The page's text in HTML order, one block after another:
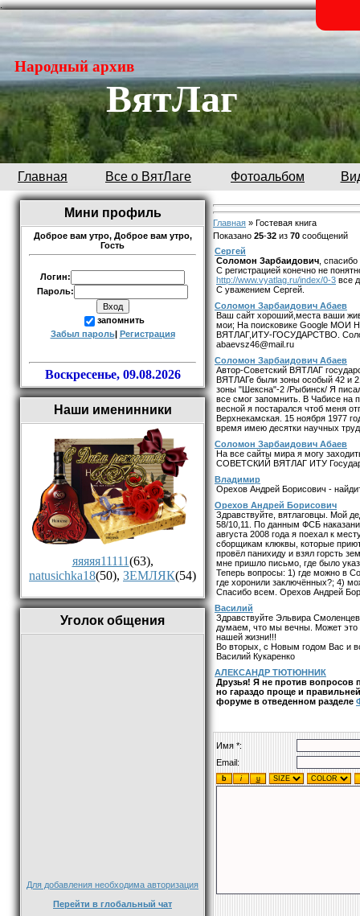
.
Народный архив
ВятЛаг
Главная Все о ВятЛаге Фотоальбом
Мини профиль
Доброе вам утро, Доброе вам утро,
Гость
Логин:
Пароль:
запомнить
Забыл пароль| Регистрация
Воскресенье, 09.08.2026
Наши именинники
яяяяя11111(63),
natusichka18(50), ЗЕМЛЯК(54)
Уголок общения
Для добавления необходима авторизация
Перейти в глобальный чат
Главная » Гостевая книга
Показано 25-32 из 70 сообщений
Сергей
Соломон Зарбаидович ,
С регистрацией конечно не
http://www.vyatlag.ru/index/0-3 все
С уважением Сергей.
Соломон Зарбаидович Абаев
Ваш сайт хороший,места ваши
мои; На поисковике Google МОИ
ВЯТЛАГ,ИТУ-ГОСУДАРСТВО.
abaevsz46@mail.ru
Соломон Зарбаидович Абаев
Автор-Советский ВЯТЛАГ
ВЯТЛАГе были зоны особый 42 и
зоны "Шексна"-2 /Рыбинск/ Я
все смог запомнить. В Чабисе на
весной я постарался чтоб меня
Верхнекамская. 15 ноября 1977
время имею десятки научных
Соломон Зарбаидович Абаев
На все сайты мира я могу
СОВЕТСКИЙ ВЯТЛАГ ИТУ
Владимир
Орехов Андрей Борисович -
Орехов Андрей Борисович
Здравствуйте, вятлаговцы. Мой
58/10,11. По данным ФСБ
августа 2008 года я поехал к
сборщикам клюквы, которые
провёл панихиду и взял горсть
мне пришло письмо, где было
Теперь вопросы: 1) где можно в
где хоронили заключённых?; 4)
Спасибо всем. Орехов Андрей
Василий
Здравствуйте Эльвира
думаем, что мы вечны. Может
нашей жизни!!!
Во вторых, с Новым годом Вас и
Василий Кукаренко
АЛЕКСАНДР ТЮТЮННИК
Друзья! Я не против вопросов
но гараздо проще и
форуме в отведенном разделе
Имя *:
Email: